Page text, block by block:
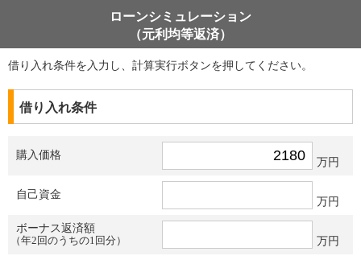
ローンシミュレーション
（元利均等返済）
借り入れ条件を入力し、計算実行ボタンを押してください。
借り入れ条件
購入価格
万円
自己資金
万円
ボーナス返済額
（年2回のうちの1回分）
万円